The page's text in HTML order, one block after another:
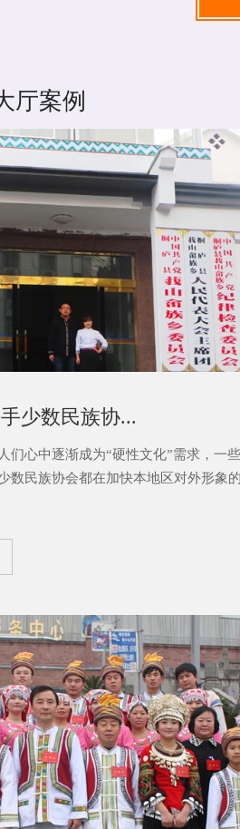
厅案例
少数民族协...
们心中逐渐成为“硬性文化”需求，一
数民族协会都在加快本地区对外形象